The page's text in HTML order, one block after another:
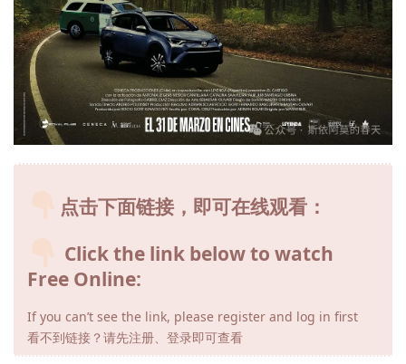
点击下面链接，即可在线观看：
Click the link below to watch
Free Online:
If you can’t see the link, please register and log in first
看不到链接？请先注册、登录即可查看